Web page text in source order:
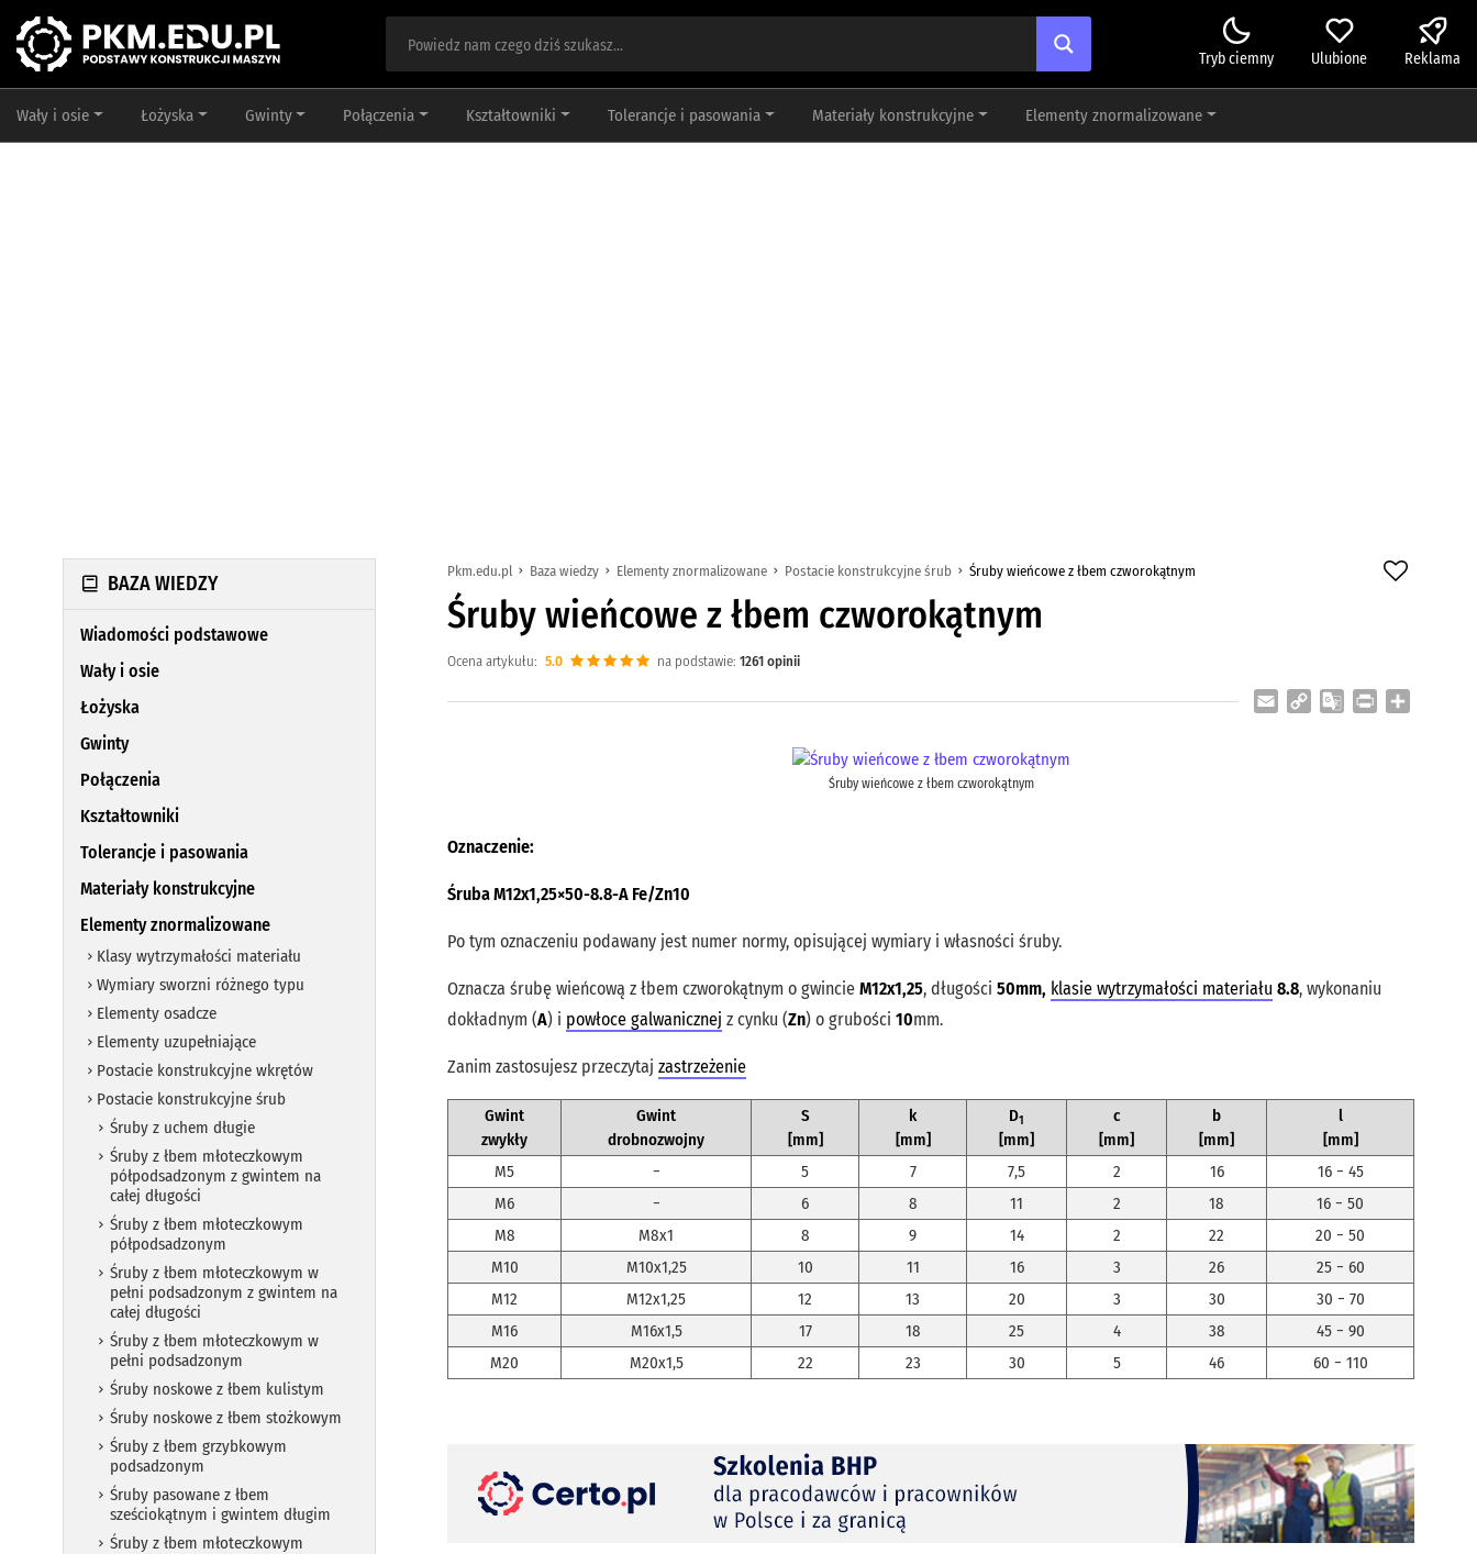
Tryb ciemny Ulubione Reklama
Wały i osie Łożyska Gwinty Połączenia Kształtowniki Tolerancje i pasowania Materiały konstrukcyjne Elementy znormalizowane
BAZA WIEDZY
Wiadomości podstawowe
Wały i osie
Łożyska
Gwinty
Połączenia
Kształtowniki
Tolerancje i pasowania
Materiały konstrukcyjne
Elementy znormalizowane
Klasy wytrzymałości materiału
Wymiary sworzni różnego typu
Elementy osadcze
Elementy uzupełniające
Postacie konstrukcyjne wkrętów
Postacie konstrukcyjne śrub
Śruby z uchem długie
Śruby z łbem młoteczkowym
półpodsadzonym z gwintem na
całej długości
Śruby z łbem młoteczkowym
półpodsadzonym
Śruby z łbem młoteczkowym w
pełni podsadzonym z gwintem na
całej długości
Śruby z łbem młoteczkowym w
pełni podsadzonym
Śruby noskowe z łbem kulistym
Śruby noskowe z łbem stożkowym
Śruby z łbem grzybkowym
podsadzonym
Śruby pasowane z łbem
sześciokątnym i gwintem długim
Śruby z łbem młoteczkowym
Pkm.edu.pl Baza wiedzy Elementy znormalizowane Postacie konstrukcyjne śrub Śruby wieńcowe z łbem czworokątnym
Śruby wieńcowe z łbem czworokątnym
Ocena artykułu: 5.0 na podstawie: 1261 opinii
Email
Copy
GooglePrint
Śruby wieńcowe z łbem czworokątnym
Oznaczenie:
Śruba M12x1,25×50-8.8-A Fe/Zn10
Po tym oznaczeniu podawany jest numer normy, opisującej wymiary i własności śruby.
Oznacza śrubę wieńcową z łbem czworokątnym o gwincie M12x1,25, długości 50mm, klasie wytrzymałości materiału 8.8, wykonaniu
dokładnym (A) i powłoce galwanicznej z cynku (Zn) o grubości 10mm.
Zanim zastosujesz przeczytaj zastrzeżenie
Gwint
zwykły
Gwint
drobnozwojny
S
[mm]
k
[mm]
D1
[mm]
c
[mm]
b
[mm]
l
[mm]
M5
− 5 7 7,5 2 16
16 − 45
M6
− 6 8 11 2 18
16 − 50
M8
M8x1 8 9 14 2 22
20 − 50
M10
M10x1,25 10 11 16 3 26
25 − 60
M12
M12x1,25 12 13 20 3 30
30 − 70
M16
M16x1,5 17 18 25 4 38
45 − 90
M20
M20x1,5 22 23 30 5 46 60 − 110